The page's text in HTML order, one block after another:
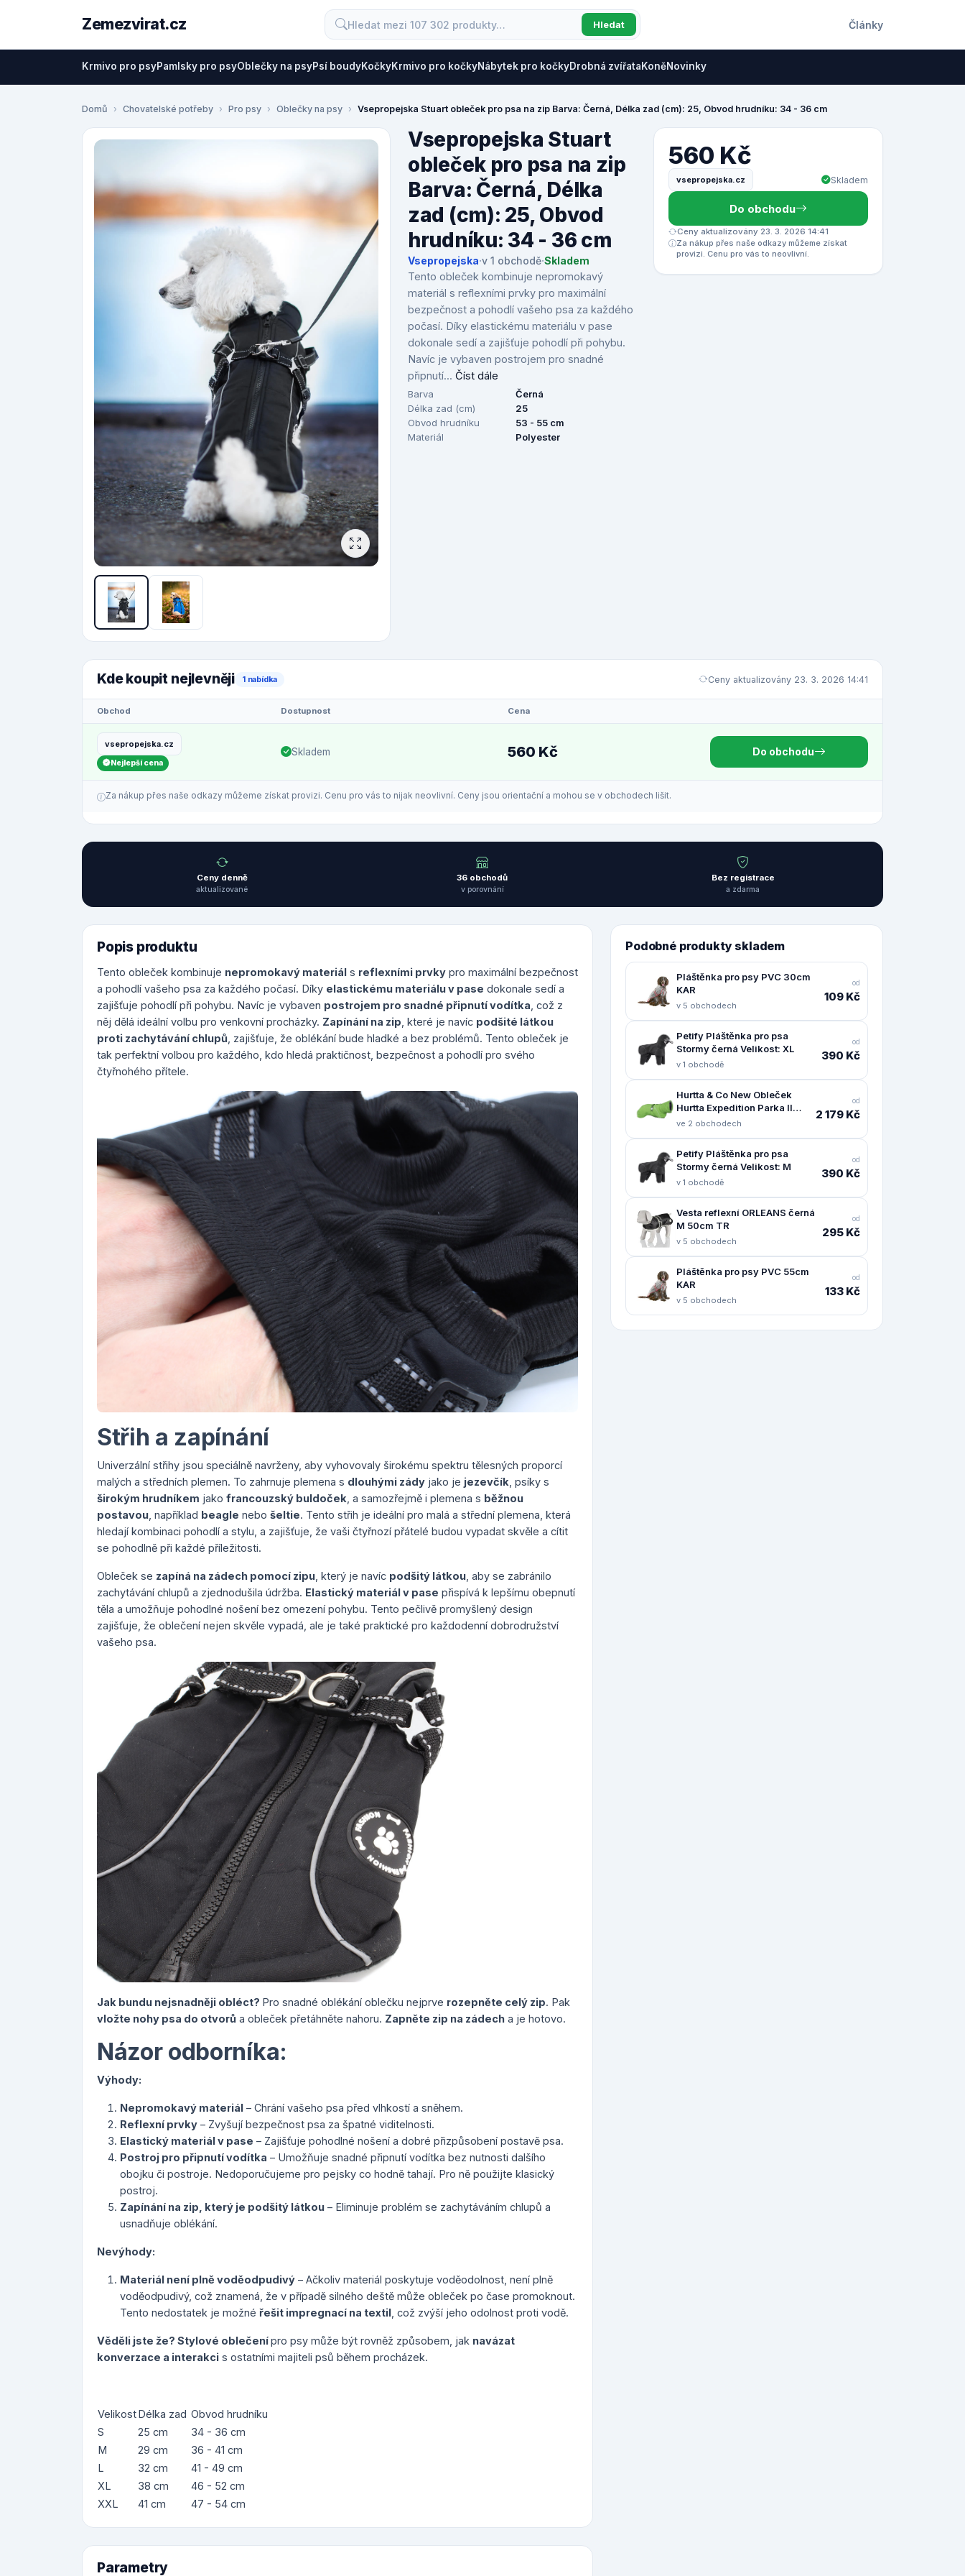
Zemezvirat.cz Hledat Články
Krmivo pro psyPamlsky pro psyOblečky na psyPsí boudyKočkyKrmivo pro kočkyNábytek pro kočkyDrobná zvířataKoněNovinky
Domů Chovatelské potřeby Pro psy Oblečky na psy Vsepropejska Stuart obleček pro psa na zip Barva: Černá, Délka zad (cm): 25, Obvod hrudníku: 34 - 36 cm
Vsepropejska Stuart
obleček pro psa na zip
Barva: Černá, Délka
zad (cm): 25, Obvod
hrudníku: 34 - 36 cm
Vsepropejska·v 1 obchodě·Skladem
Tento obleček kombinuje nepromokavý
materiál s reflexními prvky pro maximální
bezpečnost a pohodlí vašeho psa za každého
počasí. Díky elastickému materiálu v pase
dokonale sedí a zajišťuje pohodlí při pohybu.
Navíc je vybaven postrojem pro snadné
připnutí... Číst dále
Barva
Černá
Délka zad (cm)
25
Obvod hrudníku
53 - 55 cm
Materiál
Polyester
560 Kč
vsepropejska.cz Skladem
Do obchodu
Ceny aktualizovány 23. 3. 2026 14:41
Za nákup přes naše odkazy můžeme získat
provizi. Cenu pro vás to neovlivní.
Kde koupit nejlevněji 1 nabídka Ceny aktualizovány 23. 3. 2026 14:41
Obchod Dostupnost Cena
vsepropejska.cz
Nejlepší cena
Skladem 560 Kč Do obchodu
Za nákup přes naše odkazy můžeme získat provizi. Cenu pro vás to nijak neovlivní. Ceny jsou orientační a mohou se v obchodech lišit.
Ceny denně
aktualizované
36 obchodů
v porovnání
Bez registrace
a zdarma
Popis produktu
Tento obleček kombinuje nepromokavý materiál s reflexními prvky pro maximální bezpečnost
a pohodlí vašeho psa za každého počasí. Díky elastickému materiálu v pase dokonale sedí a
zajišťuje pohodlí při pohybu. Navíc je vybaven postrojem pro snadné připnutí vodítka , což z
něj dělá ideální volbu pro venkovní procházky. Zapínání na zip , které je navíc podšité látkou
proti zachytávání chlupů , zajišťuje, že oblékání bude hladké a bez problémů. Tento obleček je
tak perfektní volbou pro každého, kdo hledá praktičnost, bezpečnost a pohodlí pro svého
čtyřnohého přítele.
Střih a zapínání
Univerzální střihy jsou speciálně navrženy, aby vyhovovaly širokému spektru tělesných proporcí
malých a středních plemen. To zahrnuje plemena s dlouhými zády jako je jezevčík , psíky s
širokým hrudníkem jako francouzský buldoček , a samozřejmě i plemena s běžnou
postavou , například beagle nebo šeltie. Tento střih je ideální pro malá a střední plemena, která
hledají kombinaci pohodlí a stylu, a zajišťuje, že vaši čtyřnozí přátelé budou vypadat skvěle a cítit
se pohodlně při každé příležitosti.
Obleček se zapíná na zádech pomocí zipu , který je navíc podšitý látkou , aby se zabránilo
zachytávání chlupů a zjednodušila údržba. Elastický materiál v pase přispívá k lepšímu obepnutí
těla a umožňuje pohodlné nošení bez omezení pohybu. Tento pečlivě promyšlený design
zajišťuje, že oblečení nejen skvěle vypadá, ale je také praktické pro každodenní dobrodružství
vašeho psa.
Jak bundu nejsnadněji obléct? Pro snadné oblékání oblečku nejprve rozepněte celý zip. Pak
vložte nohy psa do otvorů a obleček přetáhněte nahoru. Zapněte zip na zádech a je hotovo.
Názor odborníka:
Výhody:
Nepromokavý materiál – Chrání vašeho psa před vlhkostí a sněhem.
Reflexní prvky – Zvyšují bezpečnost psa za špatné viditelnosti.
Elastický materiál v pase – Zajišťuje pohodlné nošení a dobré přizpůsobení postavě psa.
Postroj pro připnutí vodítka – Umožňuje snadné připnutí vodítka bez nutnosti dalšího
obojku či postroje. Nedoporučujeme pro pejsky co hodně tahají. Pro ně použijte klasický
postroj.
Zapínání na zip, který je podšitý látkou – Eliminuje problém se zachytáváním chlupů a
usnadňuje oblékání.
Nevýhody:
Materiál není plně voděodpudivý – Ačkoliv materiál poskytuje voděodolnost, není plně
voděodpudivý, což znamená, že v případě silného deště může obleček po čase promoknout.
Tento nedostatek je možné řešit impregnací na textil , což zvýší jeho odolnost proti vodě.
Věděli jste že? Stylové oblečenípro psy může být rovněž způsobem, jak navázat
konverzace a interakci s ostatními majiteli psů během procházek.
VelikostDélka zad Obvod hrudníku
S
25 cm
34 - 36 cm
M
29 cm
36 - 41 cm
L
32 cm
41 - 49 cm
XL
38 cm
46 - 52 cm
XXL
41 cm 47 - 54 cm
Parametry
Podobné produkty skladem
Pláštěnka pro psy PVC 30cm
KAR
v 5 obchodech
od
109 Kč
Petify Pláštěnka pro psa
Stormy černá Velikost: XL
v 1 obchodě
od
390 Kč
Hurtta & Co New Obleček
Hurtta Expedition Parka II
petrželový 55
ve 2 obchodech
od
2 179 Kč
Petify Pláštěnka pro psa
Stormy černá Velikost: M
v 1 obchodě
od
390 Kč
Vesta reflexní ORLEANS černá
M 50cm TR
v 5 obchodech
od
295 Kč
Pláštěnka pro psy PVC 55cm
KAR
v 5 obchodech
od
133 Kč